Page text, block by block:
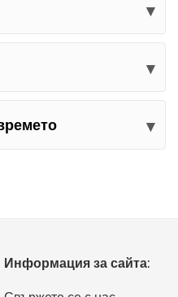
Информация за сайта: